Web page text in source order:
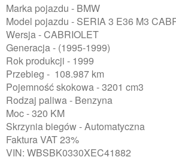
Marka pojazdu - BMW
Model pojazdu - SERIA 3 E36 M3
Wersja - CABRIOLET
Generacja - (1995-1999)
Rok produkcji - 1999
Przebieg - 108.987 km
Pojemność skokowa - 3201 cm3
Rodzaj paliwa - Benzyna
Moc - 320 KM
Skrzynia biegów - Automatyczna
Faktura VAT 23%
VIN: WBSBK0330XEC41882